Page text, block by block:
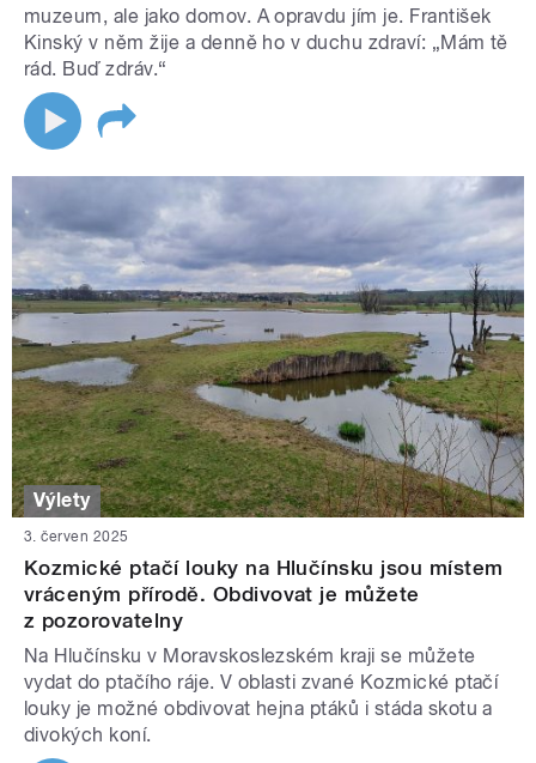
muzeum, ale jako domov. A opravdu jím je. František
Kinský v něm žije a denně ho v duchu zdraví: „Mám tě
rád. Buď zdráv.“
Výlety
3. červen 2025
Kozmické ptačí louky na Hlučínsku jsou místem
vráceným přírodě. Obdivovat je můžete
z pozorovatelny
Na Hlučínsku v Moravskoslezském kraji se můžete
vydat do ptačího ráje. V oblasti zvané Kozmické ptačí
louky je možné obdivovat hejna ptáků i stáda skotu a
divokých koní.